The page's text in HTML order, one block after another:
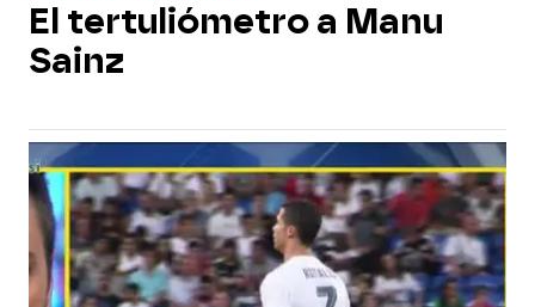
El tertuliómetro a Manu
Sainz